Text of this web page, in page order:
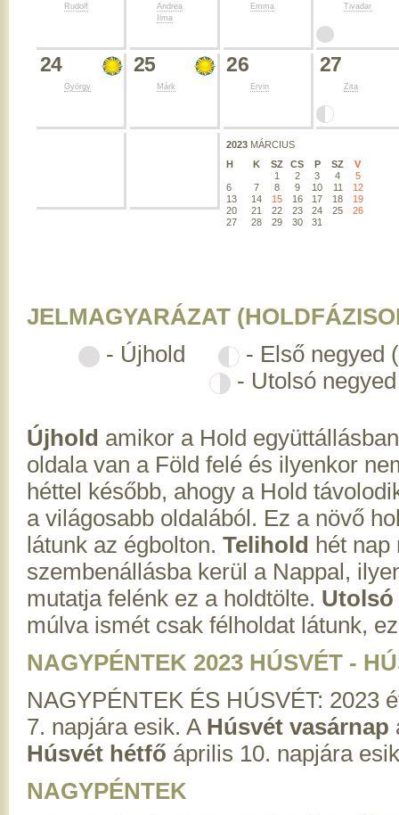
Rudolf
Andrea
Ilma
Emma Tivadar
24
György
25
Márk
26
Ervin
27
Zita
2023 MÁRCIUS
H
K SZ CS P SZ
V
1
2 3 4
5
6
7 8 9 10 11
12
13
14 15 16 17 18
19
20
21 22 23 24 25
26
27
28 29 30 31
JELMAGYARÁZAT
- Újhold
- Első negyed
- Utolsó
Újhold amikor a Hold
oldala van a Föld felé és ilyenkor
héttel később, ahogy a Hold
a világosabb oldalából. Ez a növő
látunk az égbolton. Telihold hét
szembenállásba kerül a Nappal,
mutatja felénk ez a holdtölte. Utolsó
múlva ismét csak félholdat látunk,
NAGYPÉNTEK 2023 HÚSVÉT -
NAGYPÉNTEK ÉS HÚSVÉT: 2023
7. napjára esik. A Húsvét vasárnap
Húsvét hétfő április 10. napjára
NAGYPÉNTEK